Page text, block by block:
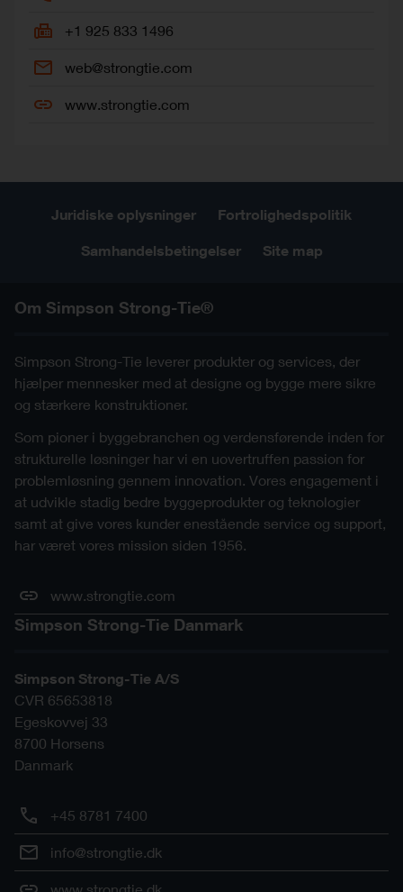
+1 925 833 1496
web@strongtie.com
www.strongtie.com
Juridiske oplysninger Fortrolighedspolitik
Samhandelsbetingelser Site map
Om Simpson Strong-Tie®
Simpson Strong-Tie leverer produkter og services, der
hjælper mennesker med at designe og bygge mere sikre
og stærkere konstruktioner.
Som pioner i byggebranchen og verdensførende inden for
strukturelle løsninger har vi en uovertruffen passion for
problemløsning gennem innovation. Vores engagement i
at udvikle stadig bedre byggeprodukter og teknologier
samt at give vores kunder enestående service og support,
har været vores mission siden 1956.
www.strongtie.com
Simpson Strong-Tie Danmark
Simpson Strong-Tie A/S
CVR 65653818
Egeskovvej 33
8700 Horsens
Danmark
+45 8781 7400
info@strongtie.dk
www.strongtie.dk